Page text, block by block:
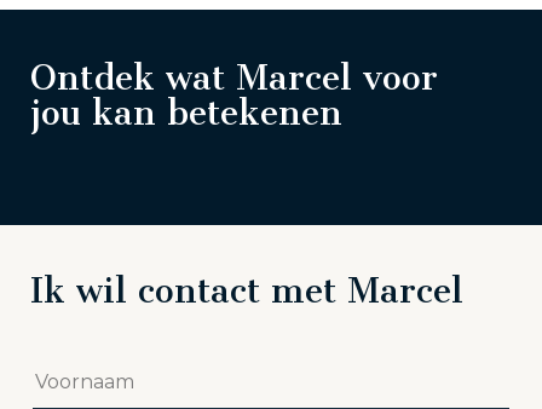
Ontdek wat Marcel voor
jou kan betekenen
Ik wil contact met Marcel